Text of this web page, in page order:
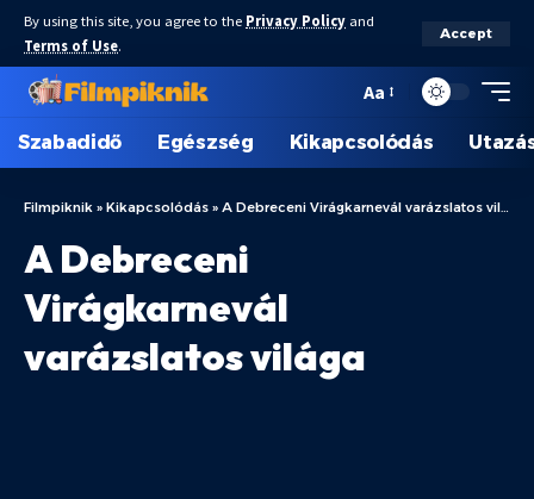
By using this site, you agree to the Privacy Policy and
Terms of Use.
Accept
Aa
Szabadidő Egészség Kikapcsolódás
Filmpiknik » Kikapcsolódás » A Debreceni Virágkarnevál varázslatos világa
A Debreceni
Virágkarnevál
varázslatos világa